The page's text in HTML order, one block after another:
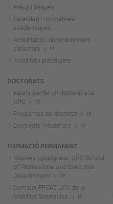
Preus i beques
Calendari i normatives
acadèmiques
Acreditació i reconeixement
d'idiomes
Mobilitat i pràctiques
DOCTORATS
Raons per fer un doctorat a la
UPC
Programes de doctorat
Doctorats industrials
FORMACIÓ PERMANENT
Màsters i postgraus. UPC School
of Professional and Executive
Development
Campus FPCAT-UPC de la
Mobilitat Sostenible